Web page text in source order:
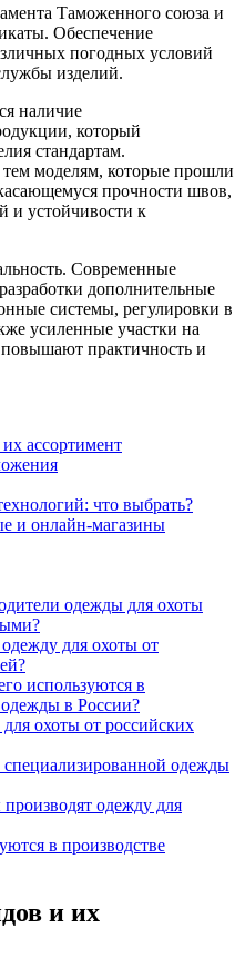
Таможенного союза и
Обеспечение
погодных условий
изделий.
наличие
который
стандартам.
тем моделям, которые прошли
прочности швов,
и устойчивости к
Современные
дополнительные
системы, регулировки в
усиленные участки на
повышают практичность и
ассортимент
что выбрать?
и онлайн-магазины
одежды для охоты
для охоты от
используются в
одежды в России?
охоты от российских
одежды
одежду для
в производстве
и их